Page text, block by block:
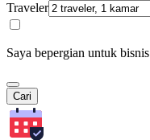
Traveler
Saya bepergian untuk bisnis
Cari